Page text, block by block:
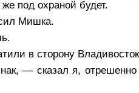
под охраной будет.
Мишка.
в сторону
— сказал я,